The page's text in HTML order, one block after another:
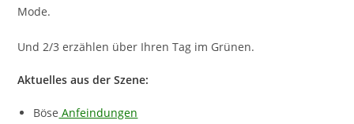
Mode.
Und 2/3 erzählen über Ihren Tag im Grünen.
Aktuelles aus der Szene:
Böse Anfeindungen